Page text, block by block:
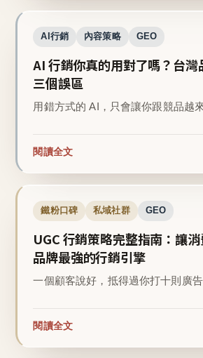
AI行銷 內容策略 GEO
AI 行銷你真的用對了嗎？台灣
三個誤區
用錯方式的 AI，只會讓你跟競品越來
閱讀全文
鐵粉口碑 私域社群 GEO
UGC 行銷策略完整指南：讓
品牌最強的行銷引擎
一個顧客說好，抵得過你打十則廣告
閱讀全文